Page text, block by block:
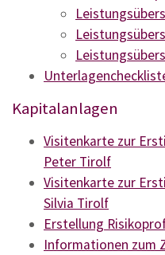
Firmenkonzept
PST - Servicekonzept
Notfallplanung
Sonstige
Vergleichsrechner
Download
Presse & Medien
Kapitalanlagen
Visitenkarte zur
Peter Tirolf
Visitenkarte zur
Silvia Tirolf
Erstellung
Informationen zum